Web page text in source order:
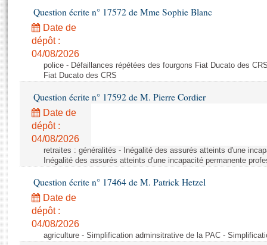
Projets de loi
Propositions de loi
Amendements
Textes adoptés
Rapports législatifs
Rapports sur l'application des lois
Baromètre de l’application des lois
Dossiers législatifs
Budget et sécurité sociale
Questions écrites et orales
Comptes rendus des débats
Histoire
Juniors
Anciennes législatures
Contacts et plan d'accès
Photos libres de droit
Question écrite n° 17572 de Mme Sophie Blanc
Date de
dépôt :
04/08/2026
police - Défaillances répétées des fourgons Fiat Ducato des
Fiat Ducato des CRS
Question écrite n° 17592 de M. Pierre Cordier
Date de
dépôt :
04/08/2026
retraites : généralités - Inégalité des assurés atteints d'une
Inégalité des assurés atteints d'une incapacité permanente
Question écrite n° 17464 de M. Patrick Hetzel
Date de
dépôt :
04/08/2026
agriculture - Simplification adminsitrative de la PAC -